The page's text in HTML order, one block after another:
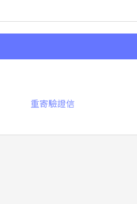
重寄驗證信